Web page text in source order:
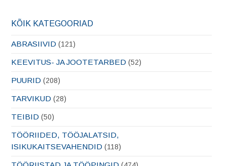
KÕIK KATEGOORIAD
ABRASIIVID (121)
KEEVITUS- JA JOOTETARBED (52)
PUURID (208)
TARVIKUD (28)
TEIBID (50)
TÖÖRIIDED, TÖÖJALATSID,
ISIKUKAITSEVAHENDID (118)